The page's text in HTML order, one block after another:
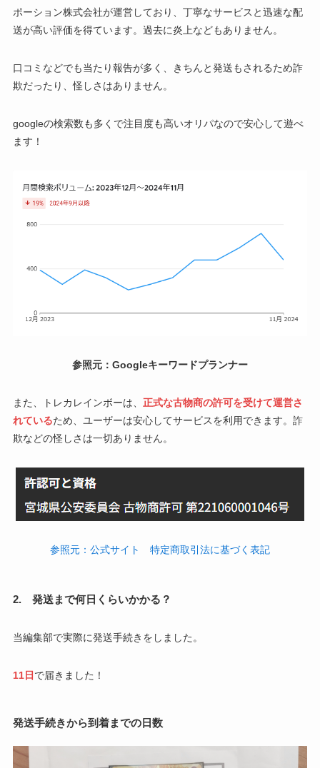
ポーション株式会社が運営しており、丁寧なサービスと迅速な配
送が高い評価を得ています。過去に炎上などもありません。
口コミなどでも当たり報告が多く、きちんと発送もされるため詐
欺だったり、怪しさはありません。
googleの検索数も多くで注目度も高いオリパなので安心して遊べ
ます！
参照元：Googleキーワードプランナー
また、トレカレインボーは、 正式な古物商の許可を受けて運営さ
れているため、ユーザーは安心してサービスを利用できます。詐
欺などの怪しさは一切ありません。
参照元：公式サイト 特定商取引法に基づく表記
2. 発送まで何日くらいかかる？
当編集部で実際に発送手続きをしました。
11日 で届きました！
発送手続きから到着までの日数